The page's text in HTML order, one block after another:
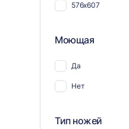
576х607
Моющая
Да
Нет
Тип ножей